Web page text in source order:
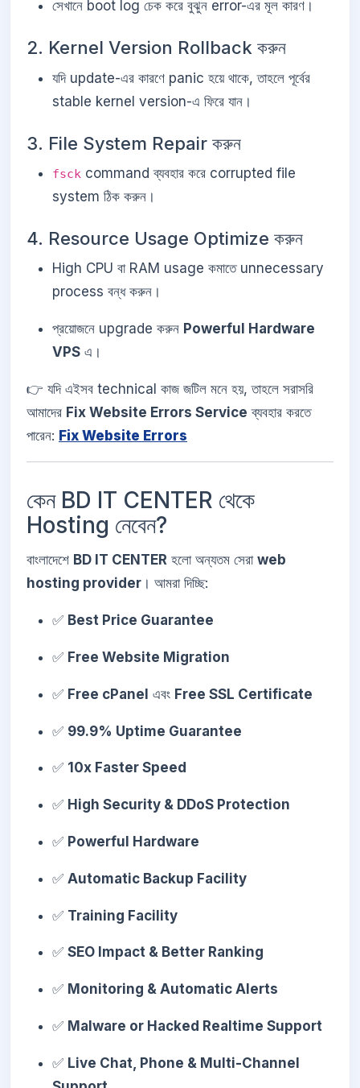
সেখানে boot log চেক করে বুঝুন error-এর মূল কারণ।
2. Kernel Version Rollback করুন
যদি update-এর কারণে panic হয়ে থাকে, তাহলে পূর্বের
stable kernel version-এ ফিরে যান।
3. File System Repair করুন
fsck command ব্যবহার করে corrupted file
system ঠিক করুন।
4. Resource Usage Optimize করুন
High CPU বা RAM usage কমাতে unnecessary
process বন্ধ করুন।
প্রয়োজনে upgrade করুন Powerful Hardware
VPS এ।
👉 যদি এইসব technical কাজ জটিল মনে হয়, তাহলে সরাসরি
আমাদের Fix Website Errors Service ব্যবহার করতে
পারেন: Fix Website Errors
কেন BD IT CENTER থেকে
Hosting নেবেন?
বাংলাদেশে BD IT CENTER হলো অন্যতম সেরা web
hosting provider । আমরা দিচ্ছি:
✅ Best Price Guarantee
✅ Free Website Migration
✅ Free cPanel এবং Free SSL Certificate
✅ 99.9% Uptime Guarantee
✅ 10x Faster Speed
✅ High Security & DDoS Protection
✅ Powerful Hardware
✅ Automatic Backup Facility
✅ Training Facility
✅ SEO Impact & Better Ranking
✅ Monitoring & Automatic Alerts
✅ Malware or Hacked Realtime Support
✅ Live Chat, Phone & Multi-Channel